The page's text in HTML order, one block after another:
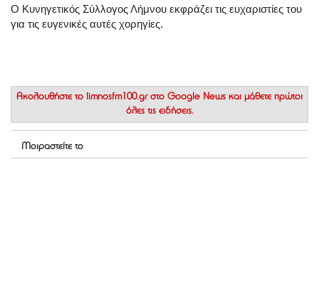
Ο Κυνηγετικός Σύλλογος Λήμνου εκφράζει τις ευχαριστίες του
για τις ευγενικές αυτές χορηγίες.
Ακολουθήστε το limnosfm100.gr στο Google News και μάθετε πρώτοι
όλες τις ειδήσεις.
Μοιραστείτε το